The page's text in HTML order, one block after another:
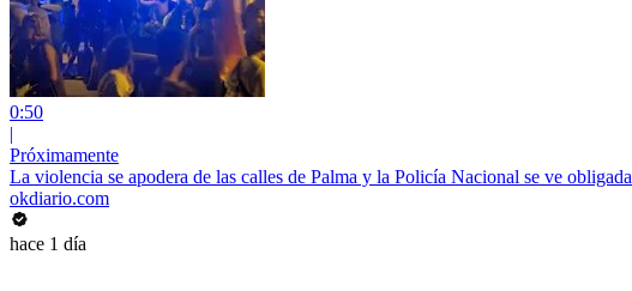
0:50
|
Próximamente
La violencia se apodera de las calles de Palma y la Policía Nacional se ve
okdiario.com
hace 1 día